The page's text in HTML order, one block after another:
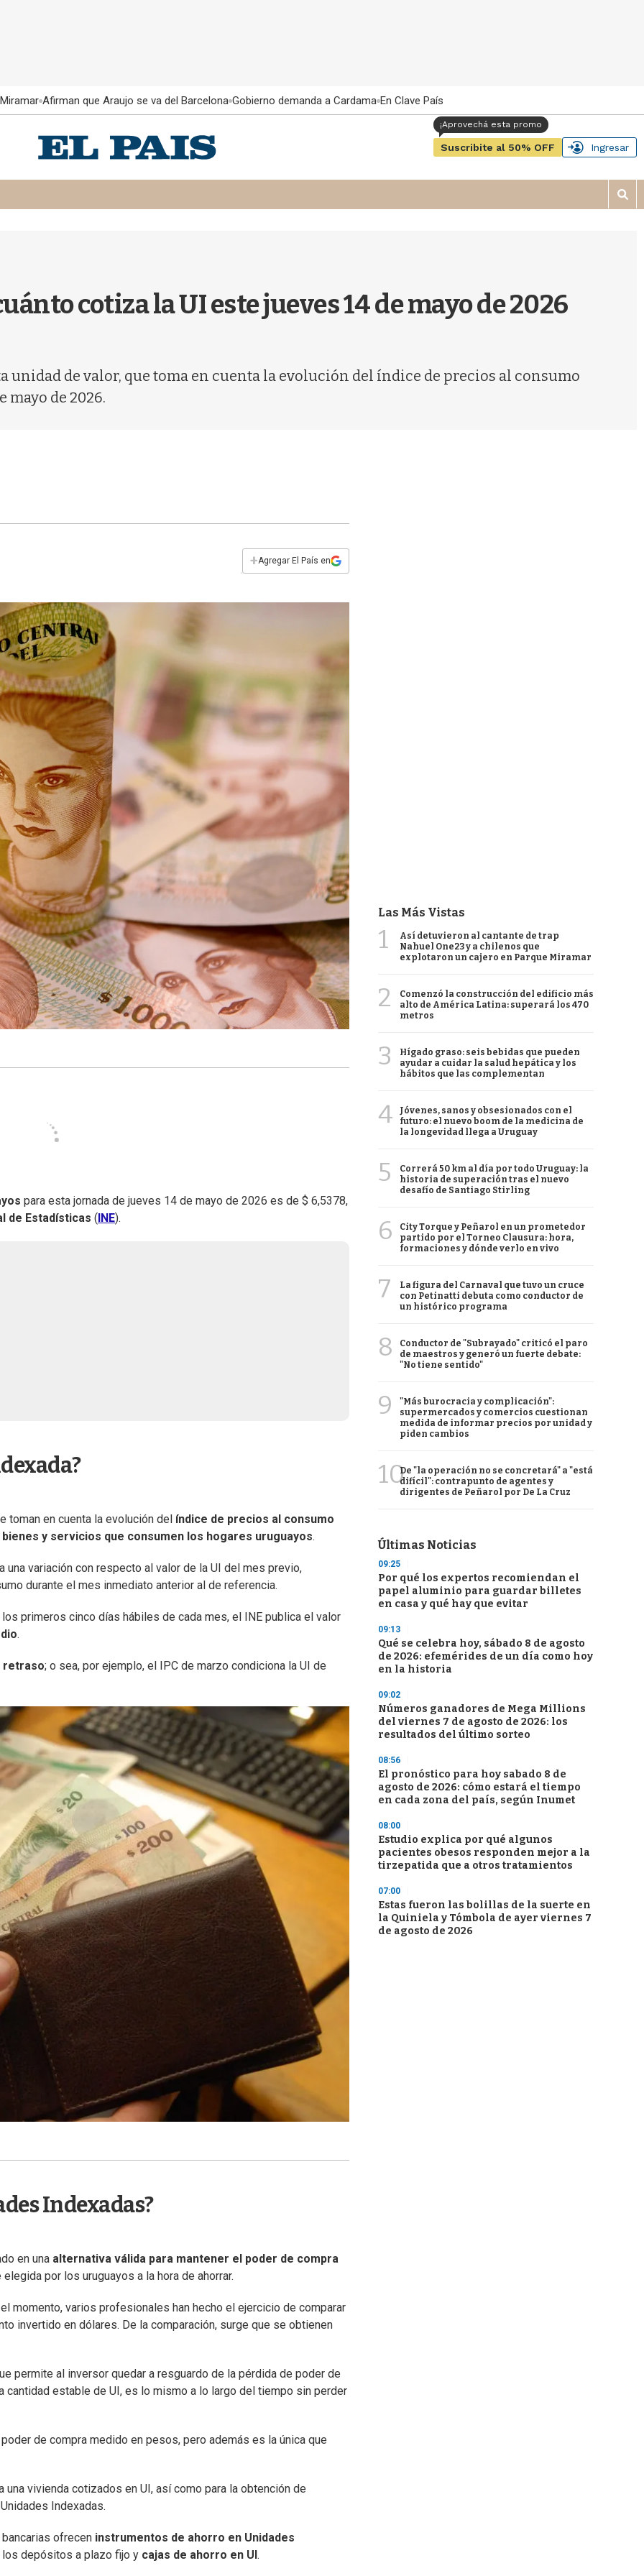
Afirman que Araujo se va del Barcelona Gobierno demanda a Cardama En Clave País
Suscribite al 50% OFF Ingresar
M
o
cotiza la UI este jueves 14 de mayo de 2026
unidad de valor, que toma en cuenta la evolución del índice de precios al consumo
mayo de 2026.
+Agregar El País en
para esta jornada de jueves 14 de mayo de 2026 es de $ 6,5378,
de Estadísticas ( INE).
toman en cuenta la evolución del índice de precios al consumo
y servicios que consumen los hogares uruguayos.
una variación con respecto al valor de la UI del mes previo,
durante el mes inmediato anterior al de referencia.
primeros cinco días hábiles de cada mes, el INE publica el valor
.
retraso; o sea, por ejemplo, el IPC de marzo condiciona la UI de
Indexadas?
en una alternativa válida para mantener el poder de compra
por los uruguayos a la hora de ahorrar.
momento, varios profesionales han hecho el ejercicio de comparar
invertido en dólares. De la comparación, surge que se obtienen
permite al inversor quedar a resguardo de la pérdida de poder de
cantidad estable de UI, es lo mismo a lo largo del tiempo sin perder
de compra medido en pesos, pero además es la única que
una vivienda cotizados en UI, así como para la obtención de
Indexadas.
ofrecen instrumentos de ahorro en Unidades
depósitos a plazo fijo y cajas de ahorro en UI.
Las Más Vistas
1
Así detuvieron al cantante de trap
Nahuel One23 y a chilenos que
explotaron un cajero en Parque Miramar
2
Comenzó la construcción del edificio más
alto de América Latina: superará los 470
metros
3
Hígado graso: seis bebidas que pueden
ayudar a cuidar la salud hepática y los
hábitos que las complementan
4
Jóvenes, sanos y obsesionados con el
futuro: el nuevo boom de la medicina de
la longevidad llega a Uruguay
5
Correrá 50 km al día por todo Uruguay: la
historia de superación tras el nuevo
desafío de Santiago Stirling
6
City Torque y Peñarol en un prometedor
partido por el Torneo Clausura: hora,
formaciones y dónde verlo en vivo
7
La figura del Carnaval que tuvo un cruce
con Petinatti debuta como conductor de
un histórico programa
8
Conductor de "Subrayado" criticó el paro
de maestros y generó un fuerte debate:
"No tiene sentido"
9
"Más burocracia y complicación":
supermercados y comercios cuestionan
medida de informar precios por unidad y
piden cambios
10De "la operación no se concretará" a "está
difícil": contrapunto de agentes y
dirigentes de Peñarol por De La Cruz
Últimas Noticias
09:25
Por qué los expertos recomiendan el
papel aluminio para guardar billetes
en casa y qué hay que evitar
09:13
Qué se celebra hoy, sábado 8 de agosto
de 2026: efemérides de un día como hoy
en la historia
09:02
Números ganadores de Mega Millions
del viernes 7 de agosto de 2026: los
resultados del último sorteo
08:56
El pronóstico para hoy sabado 8 de
agosto de 2026: cómo estará el tiempo
en cada zona del país, según Inumet
08:00
Estudio explica por qué algunos
pacientes obesos responden mejor a la
tirzepatida que a otros tratamientos
07:00
Estas fueron las bolillas de la suerte en
la Quiniela y Tómbola de ayer viernes 7
de agosto de 2026